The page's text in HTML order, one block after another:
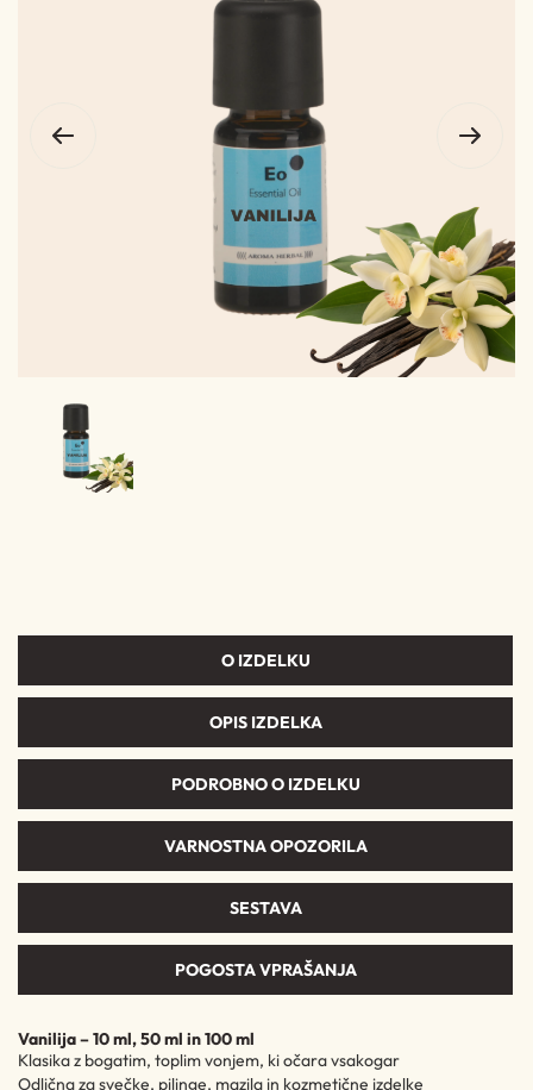
O IZDELKU
OPIS IZDELKA
PODROBNO O IZDELKU
VARNOSTNA OPOZORILA
SESTAVA
POGOSTA VPRAŠANJA
Vanilija – 10 ml, 50 ml in 100 ml
Klasika z bogatim, toplim vonjem, ki očara vsakogar
Odlična za svečke, pilinge, mazila in kozmetične izdelke